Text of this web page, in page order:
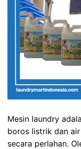
Mesin laundry
boros listrik dan
secara perlahan.